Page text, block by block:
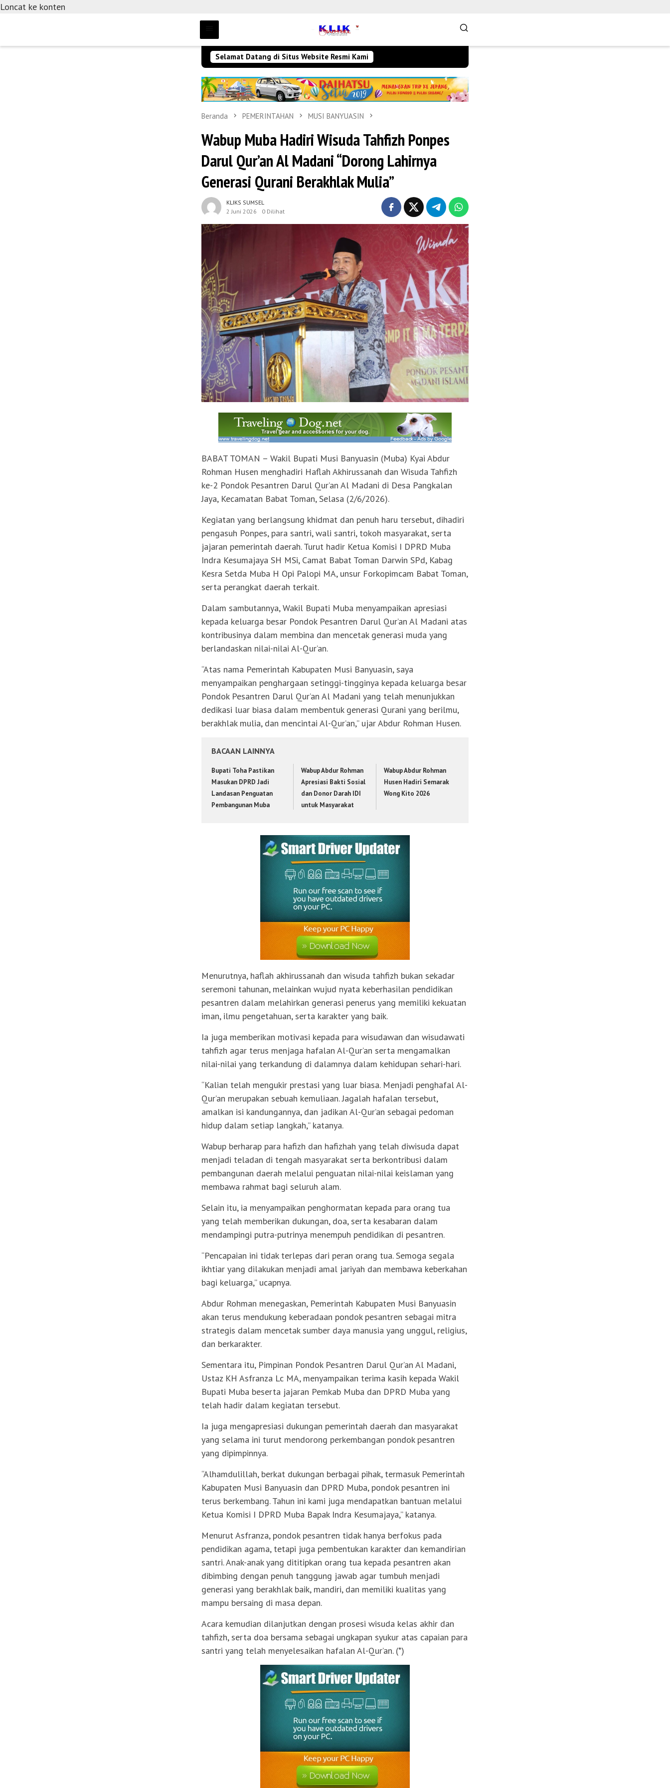
Loncat ke konten
Selamat Datang di Situs Website Resmi Kami
Beranda PEMERINTAHAN MUSI BANYUASIN
Wabup Muba Hadiri Wisuda Tahfizh Ponpes
Darul Qur’an Al Madani “Dorong Lahirnya
Generasi Qurani Berakhlak Mulia”
KLIKS SUMSEL
2 Juni 2026
0 Dilihat
BABAT TOMAN – Wakil Bupati Musi Banyuasin (Muba) Kyai Abdur
Rohman Husen menghadiri Haflah Akhirussanah dan Wisuda Tahfizh
ke-2 Pondok Pesantren Darul Qur’an Al Madani di Desa Pangkalan
Jaya, Kecamatan Babat Toman, Selasa (2/6/2026).
Kegiatan yang berlangsung khidmat dan penuh haru tersebut, dihadiri
pengasuh Ponpes, para santri, wali santri, tokoh masyarakat, serta
jajaran pemerintah daerah. Turut hadir Ketua Komisi I DPRD Muba
Indra Kesumajaya SH MSi, Camat Babat Toman Darwin SPd, Kabag
Kesra Setda Muba H Opi Palopi MA, unsur Forkopimcam Babat Toman,
serta perangkat daerah terkait.
Dalam sambutannya, Wakil Bupati Muba menyampaikan apresiasi
kepada keluarga besar Pondok Pesantren Darul Qur’an Al Madani atas
kontribusinya dalam membina dan mencetak generasi muda yang
berlandaskan nilai-nilai Al-Qur’an.
“Atas nama Pemerintah Kabupaten Musi Banyuasin, saya
menyampaikan penghargaan setinggi-tingginya kepada keluarga besar
Pondok Pesantren Darul Qur’an Al Madani yang telah menunjukkan
dedikasi luar biasa dalam membentuk generasi Qurani yang berilmu,
berakhlak mulia, dan mencintai Al-Qur’an,” ujar Abdur Rohman Husen.
BACAAN LAINNYA
Bupati Toha Pastikan
Masukan DPRD Jadi
Landasan Penguatan
Pembangunan Muba
Wabup Abdur Rohman
Apresiasi Bakti Sosial
dan Donor Darah IDI
untuk Masyarakat
Wabup Abdur Rohman
Husen Hadiri Semarak
Wong Kito 2026
Menurutnya, haflah akhirussanah dan wisuda tahfizh bukan sekadar
seremoni tahunan, melainkan wujud nyata keberhasilan pendidikan
pesantren dalam melahirkan generasi penerus yang memiliki kekuatan
iman, ilmu pengetahuan, serta karakter yang baik.
Ia juga memberikan motivasi kepada para wisudawan dan wisudawati
tahfizh agar terus menjaga hafalan Al-Qur’an serta mengamalkan
nilai-nilai yang terkandung di dalamnya dalam kehidupan sehari-hari.
“Kalian telah mengukir prestasi yang luar biasa. Menjadi penghafal Al-
Qur’an merupakan sebuah kemuliaan. Jagalah hafalan tersebut,
amalkan isi kandungannya, dan jadikan Al-Qur’an sebagai pedoman
hidup dalam setiap langkah,” katanya.
Wabup berharap para hafizh dan hafizhah yang telah diwisuda dapat
menjadi teladan di tengah masyarakat serta berkontribusi dalam
pembangunan daerah melalui penguatan nilai-nilai keislaman yang
membawa rahmat bagi seluruh alam.
Selain itu, ia menyampaikan penghormatan kepada para orang tua
yang telah memberikan dukungan, doa, serta kesabaran dalam
mendampingi putra-putrinya menempuh pendidikan di pesantren.
“Pencapaian ini tidak terlepas dari peran orang tua. Semoga segala
ikhtiar yang dilakukan menjadi amal jariyah dan membawa keberkahan
bagi keluarga,” ucapnya.
Abdur Rohman menegaskan, Pemerintah Kabupaten Musi Banyuasin
akan terus mendukung keberadaan pondok pesantren sebagai mitra
strategis dalam mencetak sumber daya manusia yang unggul, religius,
dan berkarakter.
Sementara itu, Pimpinan Pondok Pesantren Darul Qur’an Al Madani,
Ustaz KH Asfranza Lc MA, menyampaikan terima kasih kepada Wakil
Bupati Muba beserta jajaran Pemkab Muba dan DPRD Muba yang
telah hadir dalam kegiatan tersebut.
Ia juga mengapresiasi dukungan pemerintah daerah dan masyarakat
yang selama ini turut mendorong perkembangan pondok pesantren
yang dipimpinnya.
“Alhamdulillah, berkat dukungan berbagai pihak, termasuk Pemerintah
Kabupaten Musi Banyuasin dan DPRD Muba, pondok pesantren ini
terus berkembang. Tahun ini kami juga mendapatkan bantuan melalui
Ketua Komisi I DPRD Muba Bapak Indra Kesumajaya,” katanya.
Menurut Asfranza, pondok pesantren tidak hanya berfokus pada
pendidikan agama, tetapi juga pembentukan karakter dan kemandirian
santri. Anak-anak yang dititipkan orang tua kepada pesantren akan
dibimbing dengan penuh tanggung jawab agar tumbuh menjadi
generasi yang berakhlak baik, mandiri, dan memiliki kualitas yang
mampu bersaing di masa depan.
Acara kemudian dilanjutkan dengan prosesi wisuda kelas akhir dan
tahfizh, serta doa bersama sebagai ungkapan syukur atas capaian para
santri yang telah menyelesaikan hafalan Al-Qur’an. (*)